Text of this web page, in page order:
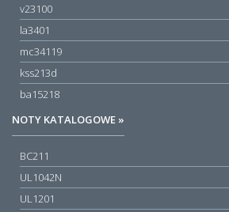
v23100
la3401
mc34119
kss213d
ba15218
NOTY KATALOGOWE »
BC211
UL1042N
UL1201